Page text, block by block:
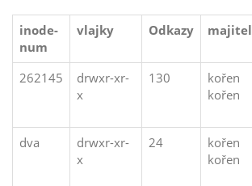
inode-
num
vlajky Odkazy majitel
262145
drwxr-xr-
x
130
kořen
kořen
dva
drwxr-xr-
x
24
kořen
kořen